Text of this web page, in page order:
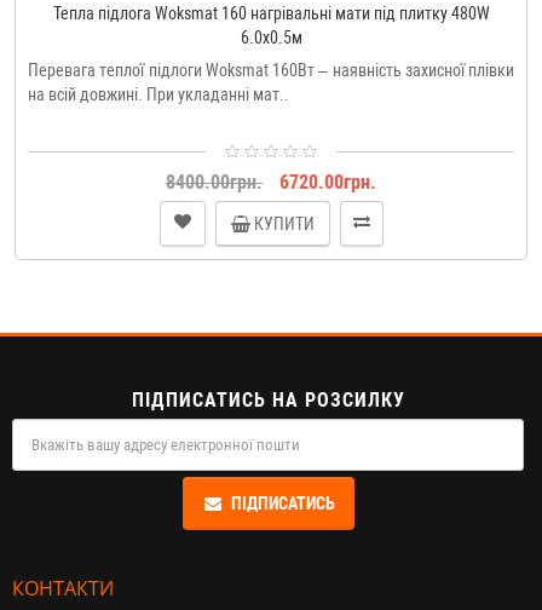
Тепла підлога Woksmat 160 нагрівальні мати під плитку 480W
6.0x0.5м
Перевага теплої підлоги Woksmat 160Вт – наявність захисної плівки
на всій довжині. При укладанні мат..
8400.00грн. 6720.00грн.
КУПИТИ
ПІДПИСАТИСЬ НА РОЗСИЛКУ
ПІДПИСАТИСЬ
КОНТАКТИ